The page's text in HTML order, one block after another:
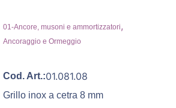
01-Ancore, musoni e ammortizzatori,
Ancoraggio e Ormeggio
Cod. Art.:01.081.08
Grillo inox a cetra 8 mm